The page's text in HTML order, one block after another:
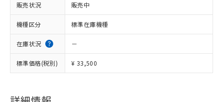
販売状況 販売中
機種区分 標準在庫機種
在庫状況 －
標準価格(税別) ¥ 33,500